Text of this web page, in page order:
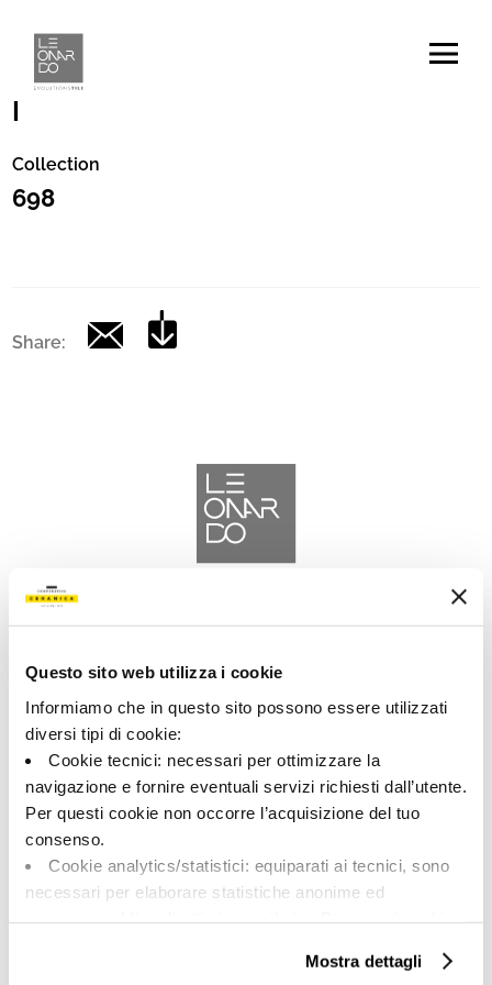
Questo sito web utilizza i cookie
Informiamo che in questo sito possono essere utilizzati
diversi tipi di cookie:
Cookie tecnici: necessari per ottimizzare la
navigazione e fornire eventuali servizi richiesti dall’utente.
Per questi cookie non occorre l’acquisizione del tuo
consenso.
Cookie analytics/statistici: equiparati ai tecnici, sono
necessari per elaborare statistiche anonime ed
Cookie di profilazione/marketing: sono utilizzati, solo
Mostra dettagli
Code
|
Collection
698
Share:
LEONARDO